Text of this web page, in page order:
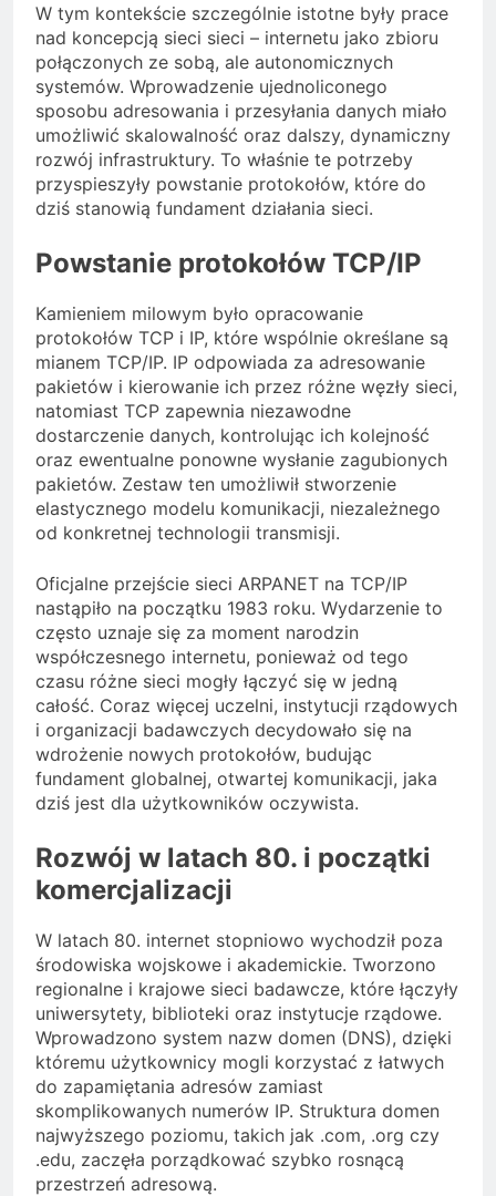
W tym kontekście szczególnie istotne były prace
nad koncepcją sieci sieci – internetu jako zbioru
połączonych ze sobą, ale autonomicznych
systemów. Wprowadzenie ujednoliconego
sposobu adresowania i przesyłania danych miało
umożliwić skalowalność oraz dalszy, dynamiczny
rozwój infrastruktury. To właśnie te potrzeby
przyspieszyły powstanie protokołów, które do
dziś stanowią fundament działania sieci.
Powstanie protokołów TCP/IP
Kamieniem milowym było opracowanie
protokołów TCP i IP, które wspólnie określane są
mianem TCP/IP. IP odpowiada za adresowanie
pakietów i kierowanie ich przez różne węzły sieci,
natomiast TCP zapewnia niezawodne
dostarczenie danych, kontrolując ich kolejność
oraz ewentualne ponowne wysłanie zagubionych
pakietów. Zestaw ten umożliwił stworzenie
elastycznego modelu komunikacji, niezależnego
od konkretnej technologii transmisji.
Oficjalne przejście sieci ARPANET na TCP/IP
nastąpiło na początku 1983 roku. Wydarzenie to
często uznaje się za moment narodzin
współczesnego internetu, ponieważ od tego
czasu różne sieci mogły łączyć się w jedną
całość. Coraz więcej uczelni, instytucji rządowych
i organizacji badawczych decydowało się na
wdrożenie nowych protokołów, budując
fundament globalnej, otwartej komunikacji, jaka
dziś jest dla użytkowników oczywista.
Rozwój w latach 80. i początki
komercjalizacji
W latach 80. internet stopniowo wychodził poza
środowiska wojskowe i akademickie. Tworzono
regionalne i krajowe sieci badawcze, które łączyły
uniwersytety, biblioteki oraz instytucje rządowe.
Wprowadzono system nazw domen (DNS), dzięki
któremu użytkownicy mogli korzystać z łatwych
do zapamiętania adresów zamiast
skomplikowanych numerów IP. Struktura domen
najwyższego poziomu, takich jak .com, .org czy
.edu, zaczęła porządkować szybko rosnącą
przestrzeń adresową.